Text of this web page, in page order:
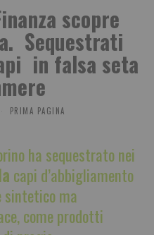
scopre
Sequestrati
in falsa seta
PRIMA PAGINA
ha sequestrato nei
capi d’abbigliamento
sintetico ma
come prodotti